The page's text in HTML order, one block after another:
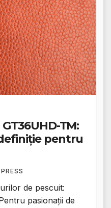
TM:
pentru
PRESS
de pescuit:
pasionații de